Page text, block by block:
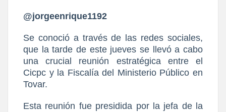
@jorgeenrique1192
Se conoció a través de las redes sociales,
que la tarde de este jueves se llevó a cabo
una crucial reunión estratégica entre el
Cicpc y la Fiscalía del Ministerio Público en
Tovar.
Esta reunión fue presidida por la jefa de la